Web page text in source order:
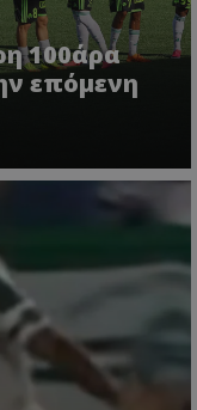
100άρα
επόμενη